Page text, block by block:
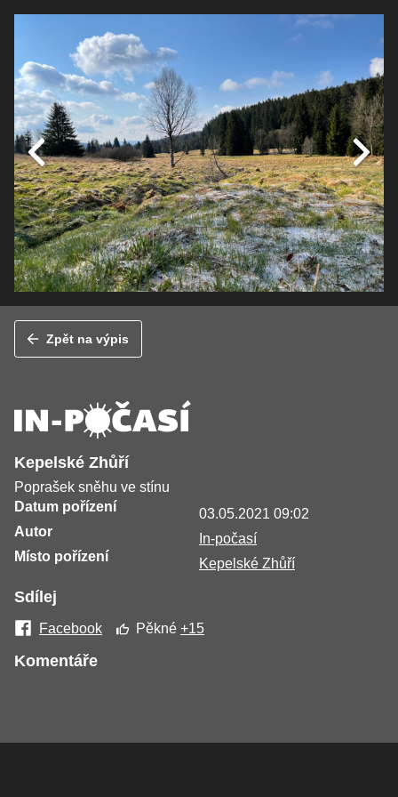
Zpět na výpis
Kepelské Zhůří
Poprašek sněhu ve stínu
Datum pořízení
03.05.2021 09:02
Autor
In-počasí
Místo pořízení
Kepelské Zhůří
Sdílej
Facebook Pěkné+15
Komentáře